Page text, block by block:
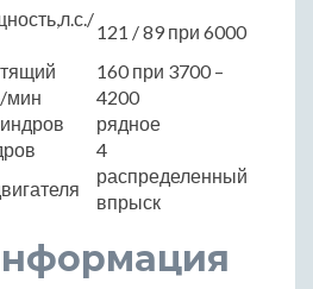
121 / 89 при 6000
мин
160 при 3700 –
4200
рядное
4
распределенный
впрыск